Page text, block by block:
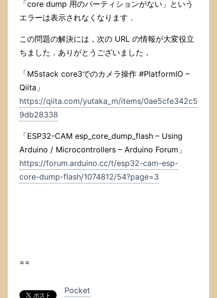
「core dump 用のパーティションがない」という
エラーは表示されなくなります．
この問題の解決には，次の URL の情報が大変役立
ちました．ありがとうございました．
「M5stack core3でのカメラ操作 #PlatformIO –
Qiita」
https://qiita.com/yutaka_m/items/0ae5cfe342c5
9db28338
「ESP32-CAM esp_core_dump_flash – Using
Arduino / Microcontrollers – Arduino Forum」
https://forum.arduino.cc/t/esp32-cam-esp-
core-dump-flash/1074812/54?page=3
==
Pocket